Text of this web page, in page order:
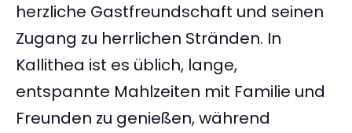
herzliche Gastfreundschaft und seinen
Zugang zu herrlichen Stränden. In
Kallithea ist es üblich, lange,
entspannte Mahlzeiten mit Familie und
Freunden zu genießen, während